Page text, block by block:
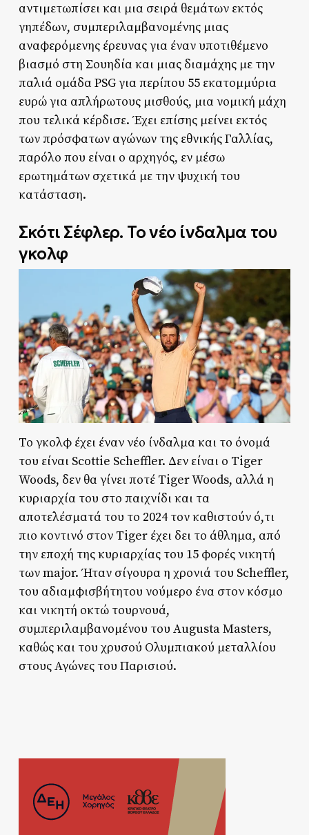
αντιμετωπίσει και μια σειρά θεμάτων εκτός
γηπέδων, συμπεριλαμβανομένης μιας
αναφερόμενης έρευνας για έναν υποτιθέμενο
βιασμό στη Σουηδία και μιας διαμάχης με την
παλιά ομάδα PSG για περίπου 55 εκατομμύρια
ευρώ για απλήρωτους μισθούς, μια νομική μάχη
που τελικά κέρδισε. Έχει επίσης μείνει εκτός
των πρόσφατων αγώνων της εθνικής Γαλλίας,
παρόλο που είναι ο αρχηγός, εν μέσω
ερωτημάτων σχετικά με την ψυχική του
κατάσταση.
Σκότι Σέφλερ. Το νέο ίνδαλμα του
γκολφ
Το γκολφ έχει έναν νέο ίνδαλμα και το όνομά
του είναι Scottie Scheffler. Δεν είναι ο Tiger
Woods, δεν θα γίνει ποτέ Tiger Woods, αλλά η
κυριαρχία του στο παιχνίδι και τα
αποτελέσματά του το 2024 τον καθιστούν ό,τι
πιο κοντινό στον Tiger έχει δει το άθλημα, από
την εποχή της κυριαρχίας του 15 φορές νικητή
των major. Ήταν σίγουρα η χρονιά του Scheffler,
του αδιαμφισβήτητου νούμερο ένα στον κόσμο
και νικητή οκτώ τουρνουά,
συμπεριλαμβανομένου του Augusta Masters,
καθώς και του χρυσού Ολυμπιακού μεταλλίου
στους Αγώνες του Παρισιού.